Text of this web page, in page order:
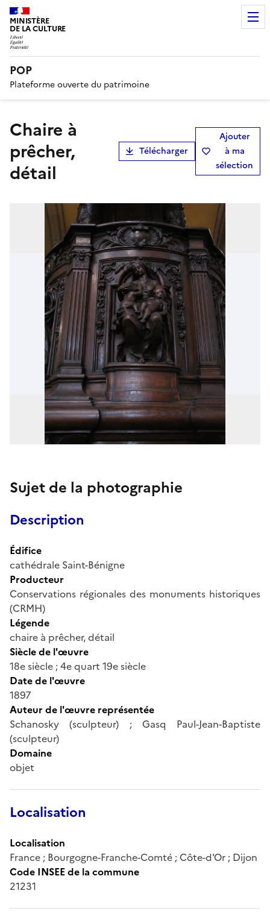
MINISTÈRE
DE LA CULTURE
POP
Plateforme ouverte du patrimoine
chaire à
prêcher,
détail
Télécharger
Ajouter
à ma
sélection
Sujet de la photographie
Description
Édifice
cathédrale Saint-Bénigne
Producteur
Conservations régionales des monuments historiques
(CRMH)
Légende
chaire à prêcher, détail
Siècle de l'œuvre
18e siècle ; 4e quart 19e siècle
Date de l'œuvre
1897
Auteur de l'œuvre représentée
Schanosky (sculpteur) ; Gasq Paul-Jean-Baptiste
(sculpteur)
Domaine
objet
Localisation
Localisation
France ; Bourgogne-Franche-Comté ; Côte-d'Or ; Dijon
Code INSEE de la commune
21231